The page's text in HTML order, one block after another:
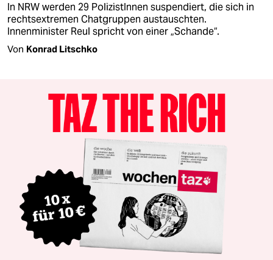
In NRW werden 29 PolizistInnen suspendiert, die sich in
rechtsextremen Chatgruppen austauschten.
Innenminister Reul spricht von einer „Schande“.
Von Konrad Litschko